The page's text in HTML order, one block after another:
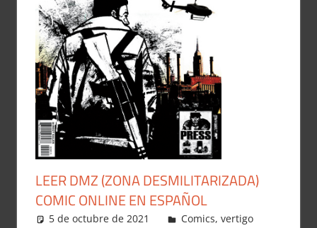
LEER DMZ (ZONA DESMILITARIZADA)
COMIC ONLINE EN ESPAÑOL
5 de octubre de 2021 Carlitox Banana
Comics, vertigo